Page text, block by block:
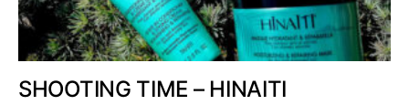
SHOOTING TIME – HINAITI